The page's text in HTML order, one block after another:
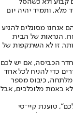
קבוע ולא כשהסל
ותמיד יהיה יום
אנחנו מסוגלים להגיע
הנראות של הבית
זו לא השתקפות של
הכביסה, אם יש לכם
כדי להניח לכל אחד
מלתחה, כיבוס מספר
באמת מלוכלכים, אבל
טוענת קיי־סי